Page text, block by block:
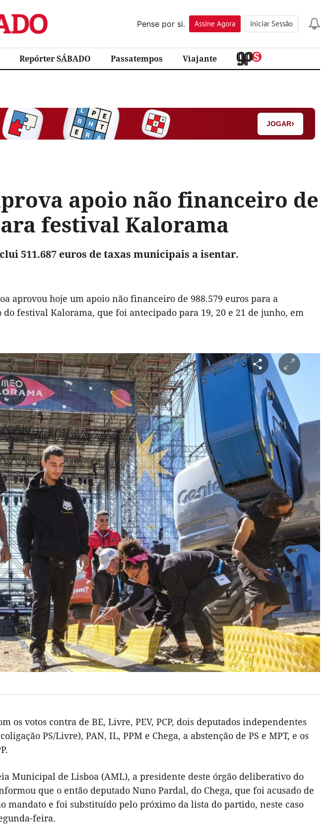
Pense por si.
Assine Agora Iniciar Sessão
Repórter SÁBADO Passatempos Viajante
JOGAR›
apoio não financeiro de
festival Kalorama
511.687 euros de taxas municipais a isentar.
aprovou hoje um apoio não financeiro de 988.579 euros para a
do festival Kalorama, que foi antecipado para 19, 20 e 21 de junho, em
os votos contra de BE, Livre, PEV, PCP, dois deputados independentes
PS/Livre), PAN, IL, PPM e Chega, a abstenção de PS e MPT, e os
Municipal de Lisboa (AML), a presidente deste órgão deliberativo do
que o então deputado Nuno Pardal, do Chega, que foi acusado de
mandato e foi substituído pelo próximo da lista do partido, neste caso
feira.